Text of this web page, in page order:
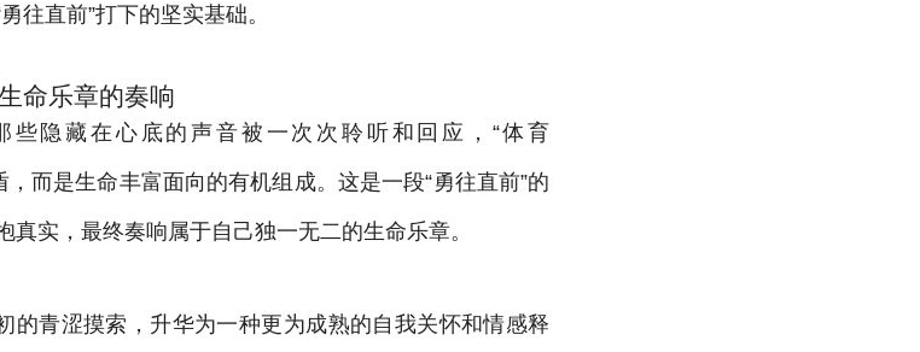
往直前”打下的坚实基础。
命乐章的奏响
些隐藏在心底的声音被一次次聆听和回应，“体育
，而是生命丰富面向的有机组成。这是一段“勇往直前”的
实，最终奏响属于自己独一无二的生命乐章。
的青涩摸索，升华为一种更为成熟的自我关怀和情感释